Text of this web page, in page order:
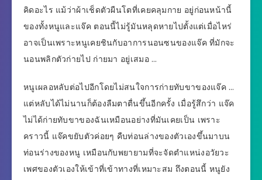
คิดอะไร แม้ว่าผ้าเช็ดตัวผืนโตที่เคยคลุมกาย อยู่ก่อนหน้านี้
ของทั้งหนูและแจ๊ค ตอนนี้ไม่รู้มันหลุดหายไปตั้งแต่เมื่อไหร่
อาจเป็นเพราะหนูเคยชินกับอาการนอนซนของแจ๊ค ที่มักจะ
นอนพลิกตัวก่ายไป ก่ายมา อยู่เสมอ …
หนูเผลอหลับต่อไปอีกโดยไม่สนใจการก่ายทับขาของแจ๊ค …
แต่หลับได้ไม่นานก็ต้องลืมตาตื่นขึ้นอีกครั้ง เมื่อรู้สึกว่า แจ๊ค
ไม่ได้ก่ายทับขาของฉันเหมือนอย่างที่มันเคยเป็น เพราะ
คราวนี้ แจ๊คขยับตัวค่อยๆ คืบท่อนล่างของตัวเองขึ้นมาบน
ท่อนร่างของหนู เหมือนกับพยายามที่จะจัดตำแหน่งอวัยวะ
เพศของตัวเองให้เข้าที่เข้าทางที่เหมาะสม ถึงตอนนี้ หนูยัง